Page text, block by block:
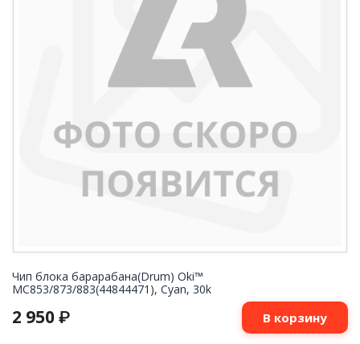
Чип блока барарабана(Drum) Oki™
MC853/873/883(44844471), Cyan, 30k
2 950 ₽ В корзину